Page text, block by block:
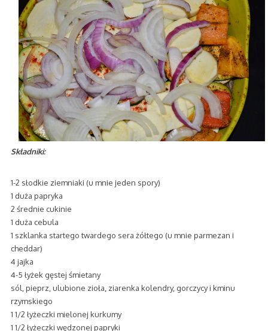
Składniki:
1-2 słodkie ziemniaki (u mnie jeden spory)
1 duża papryka
2 średnie cukinie
1 duża cebula
1 szklanka startego twardego sera żółtego (u mnie parmezan i
cheddar)
4 jajka
4-5 łyżek gęstej śmietany
sól, pieprz, ulubione zioła, ziarenka kolendry, gorczycy i kminu
rzymskiego
1 1/2 łyżeczki mielonej kurkumy
1 1/2 łyżeczki wędzonej papryki